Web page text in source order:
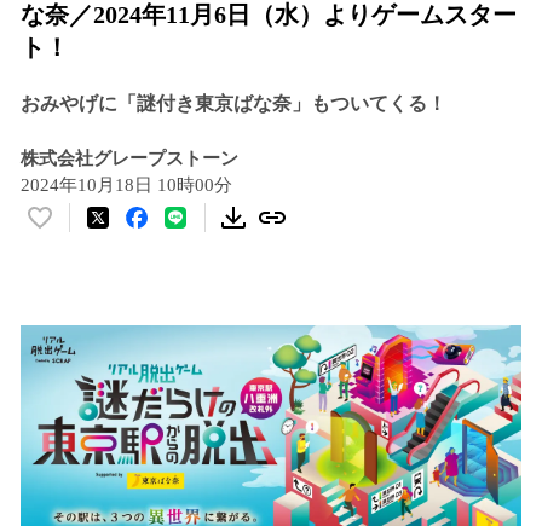
な奈／2024年11月6日（水）よりゲームスター
ト！
おみやげに「謎付き東京ばな奈」もついてくる！
株式会社グレープストーン
2024年10月18日 10時00分
い
数
を
込
み
中
で